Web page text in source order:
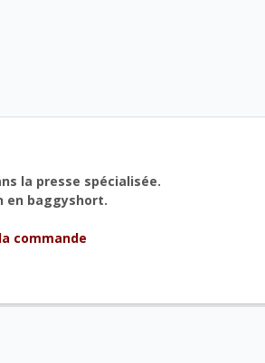
la presse spécialisée.
en baggyshort.
commande